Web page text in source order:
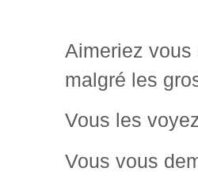
Aimeriez vous
malgré les
Vous les
Vous vous